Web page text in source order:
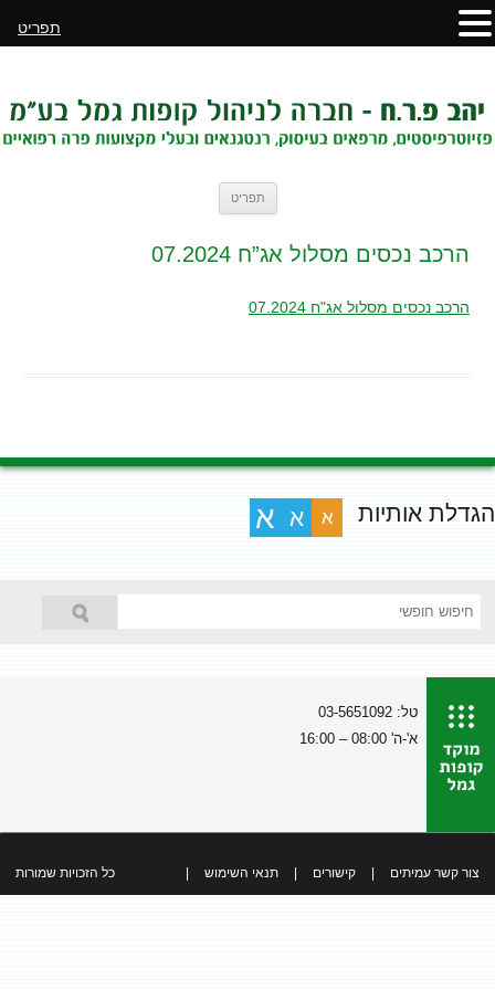
תפריט
הרכב נכסים מסלול אג”ח 07.2024
הרכב נכסים מסלול אג"ח 07.2024
הגדלת אותיות א א א
טל: 03-5651092
א'-ה' 08:00 – 16:00
צור קשר עמיתים קישורים תנאי השימוש כל הזכויות שמורות
תפריט